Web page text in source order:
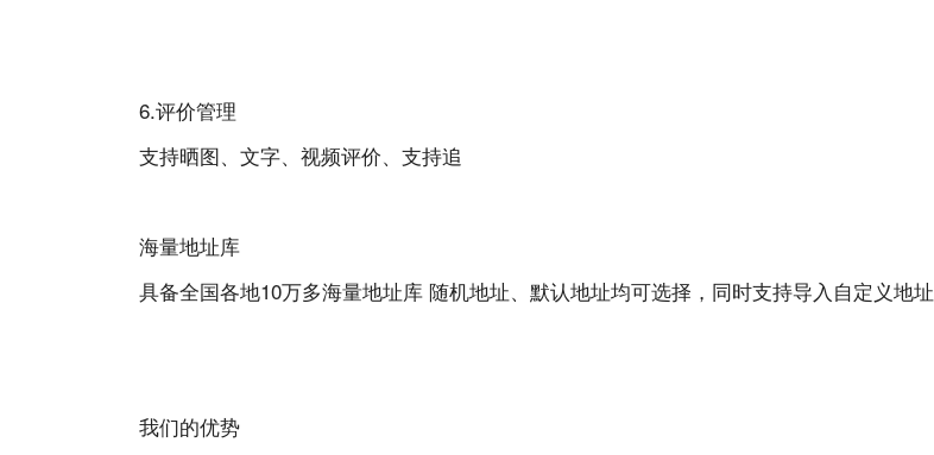
6.评价管理
支持晒图、文字、视频评价、支持追
海量地址库
具备全国各地10万多海量地址库 随机地址、默认地址均可选择，同时支持导入自定义地址
我们的优势